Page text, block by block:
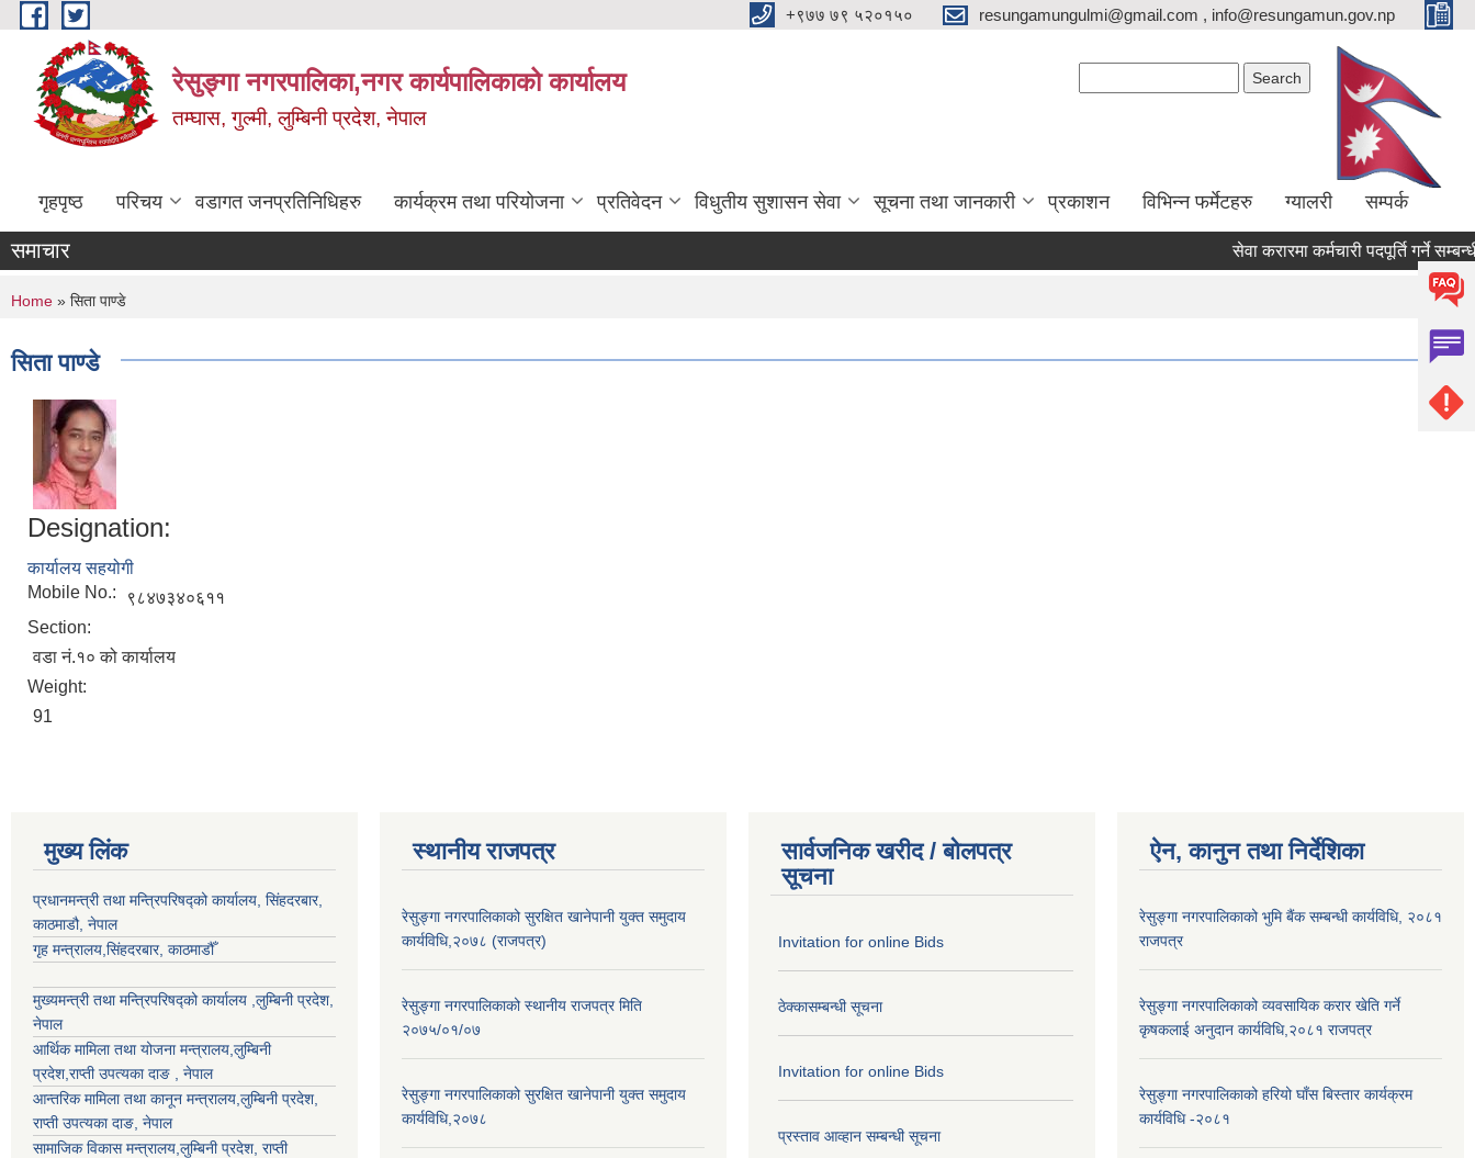
Skip to main content +९७७ ७९ ५२०१५० resungamungulmi@gmail.com , info@resungamun.gov.np
रेसुङ्गा नगरपालिका,नगर कार्यपालिकाको कार्यालय
तम्घास, गुल्मी, लुम्बिनी प्रदेश, नेपाल
गृहपृष्ठ परिचय वडागत जनप्रतिनिधिहरु कार्यक्रम तथा परियोजना प्रतिवेदन विधुतीय सुशासन सेवा सूचना तथा जानकारी प्रकाशन विभिन्न फर्मेटहरु ग्यालरी सम्पर्क
समाचार सेवा करारमा कर्मचारी पदपूर्ति गर्ने सम्बन्धी
You are here
Home » सिता पाण्डे
सिता पाण्डे
Designation:
कार्यालय सहयोगी
Mobile No.:
९८४७३४०६११
Section:
वडा नं.१० को कार्यालय
Weight:
91
मुख्य लिंक
प्रधानमन्त्री तथा मन्त्रिपरिषद्को कार्यालय, सिंहदरबार,
काठमाडौ, नेपाल
गृह मन्त्रालय,सिंहदरबार, काठमाडौँ
मुख्यमन्त्री तथा मन्त्रिपरिषद्को कार्यालय ,लुम्बिनी प्रदेश,
नेपाल
आर्थिक मामिला तथा योजना मन्त्रालय, लुम्बिनी
प्रदेश ,राप्ती उपत्यका दाङ , नेपाल
आन्तरिक मामिला तथा कानून मन्त्रालय, लुम्बिनी प्रदेश
राप्ती उपत्यका दाङ , नेपाल
सामाजिक विकास मन्त्रालय, लुम्बिनी प्रदेश राप्ती
स्थानीय राजपत्र
रेसुङ्गा नगरपालिकाको सुरक्षित खानेपानी युक्त समुदाय
कार्यविधि,२०७८ (राजपत्र)
रेसुङ्गा नगरपालिकाको स्थानीय राजपत्र मिति
२०७५/०१/०७
रेसुङ्गा नगरपालिकाको सुरक्षित खानेपानी युक्त समुदाय
कार्यविधि,२०७८
सार्वजनिक खरीद / बोलपत्र
सूचना
Invitation for online Bids
ठेक्कासम्बन्धी सूचना
Invitation for online Bids
प्रस्ताव आव्हान सम्बन्धी सूचना
ऐन, कानुन तथा निर्देशिका
रेसुङ्गा नगरपालिकाको भुमि बैंक सम्बन्धी कार्यविधि, २०८१
राजपत्र
रेसुङ्गा नगरपालिकाको व्यवसायिक करार खेति गर्ने
कृषकलाई अनुदान कार्यविधि,२०८१ राजपत्र
रेसुङ्गा नगरपालिकाको हरियो घाँस बिस्तार कार्यक्रम
कार्यविधि -२०८१